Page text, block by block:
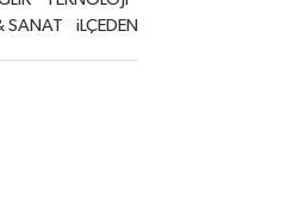
SANAT
iLÇEDEN